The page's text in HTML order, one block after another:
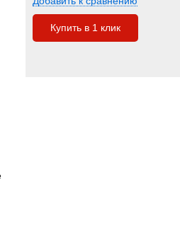
Купить в 1 клик